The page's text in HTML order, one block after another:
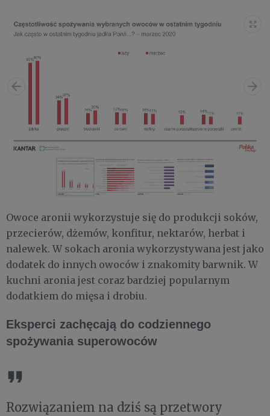
Owoce aronii wykorzystuje się do produkcji soków,
przecierów, dżemów, konfitur, nektarów, herbat i
nalewek. W sokach aronia wykorzystywana jest jako
dodatek do innych owoców i znakomity barwnik. W
kuchni aronia jest coraz bardziej popularnym
dodatkiem do mięsa i drobiu.
Eksperci zachęcają do codziennego
spożywania superowoców
Rozwiązaniem na dziś są przetwory